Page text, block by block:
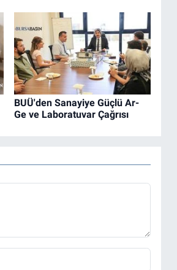
BUÜ'den Sanayiye Güçlü Ar-
Ge ve Laboratuvar Çağrısı